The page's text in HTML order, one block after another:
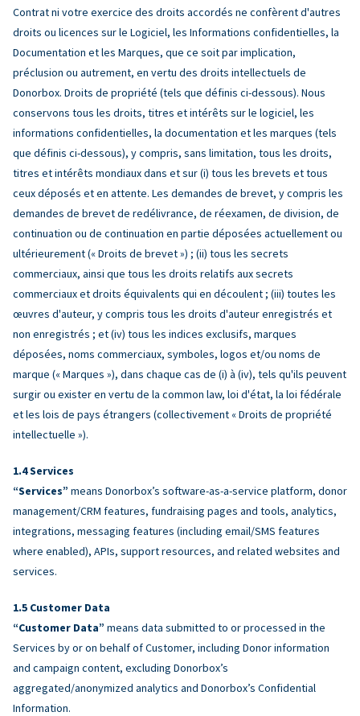
Contrat ni votre exercice des droits accordés ne confèrent d'autres
droits ou licences sur le Logiciel, les Informations confidentielles, la
Documentation et les Marques, que ce soit par implication,
préclusion ou autrement, en vertu des droits intellectuels de
Donorbox. Droits de propriété (tels que définis ci-dessous). Nous
conservons tous les droits, titres et intérêts sur le logiciel, les
informations confidentielles, la documentation et les marques (tels
que définis ci-dessous), y compris, sans limitation, tous les droits,
titres et intérêts mondiaux dans et sur (i) tous les brevets et tous
ceux déposés et en attente. Les demandes de brevet, y compris les
demandes de brevet de redélivrance, de réexamen, de division, de
continuation ou de continuation en partie déposées actuellement ou
ultérieurement (« Droits de brevet ») ; (ii) tous les secrets
commerciaux, ainsi que tous les droits relatifs aux secrets
commerciaux et droits équivalents qui en découlent ; (iii) toutes les
œuvres d'auteur, y compris tous les droits d'auteur enregistrés et
non enregistrés ; et (iv) tous les indices exclusifs, marques
déposées, noms commerciaux, symboles, logos et/ou noms de
marque (« Marques »), dans chaque cas de (i) à (iv), tels qu'ils peuvent
surgir ou exister en vertu de la common law, loi d'état, la loi fédérale
et les lois de pays étrangers (collectivement « Droits de propriété
intellectuelle »).
Services
“Services” means Donorbox’s software-as-a-service platform, donor
management/CRM features, fundraising pages and tools, analytics,
integrations, messaging features (including email/SMS features
where enabled), APIs, support resources, and related websites and
services.
Customer Data
“Customer Data” means data submitted to or processed in the
Services by or on behalf of Customer, including Donor information
and campaign content, excluding Donorbox’s
aggregated/anonymized analytics and Donorbox’s Confidential
Information.